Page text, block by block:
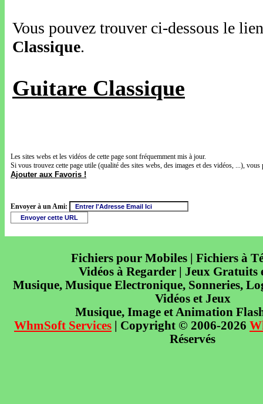
Vous pouvez trouver ci-dessous le
Classique.
Guitare Classique
Les sites webs et les vidéos de cette page sont fréquemment mis à jour.
Si vous trouvez cette page utile (qualité des sites webs, des images et des vidéos, ...),
Ajouter aux Favoris !
Envoyer à un Ami:
Fichiers pour Mobiles | Fichiers à
Vidéos à Regarder | Jeux Gratuits
Musique, Musique Electronique, Sonneries,
Vidéos et Jeux
Musique, Image et Animation
WhmSoft Services | Copyright © 2006-2026
Réservés